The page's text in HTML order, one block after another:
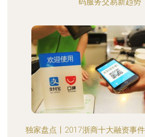
独家盘点丨2017浙商十大融资事